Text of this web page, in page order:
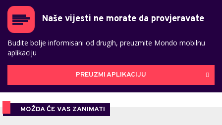
Naše vijesti ne morate da provjeravate
Budite bolje informisani od drugih, preuzmite Mondo mobilnu
aplikaciju
PREUZMI APLIKACIJU
MOŽDA ĆE VAS ZANIMATI